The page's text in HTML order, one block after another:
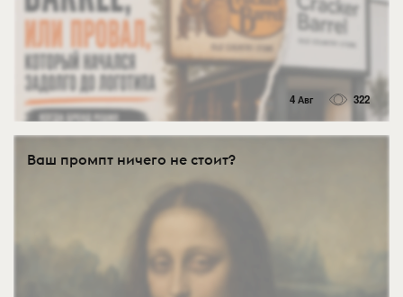
4 Авг 322
Ваш промпт ничего не стоит?